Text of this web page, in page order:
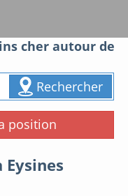
cher autour de
Rechercher
position